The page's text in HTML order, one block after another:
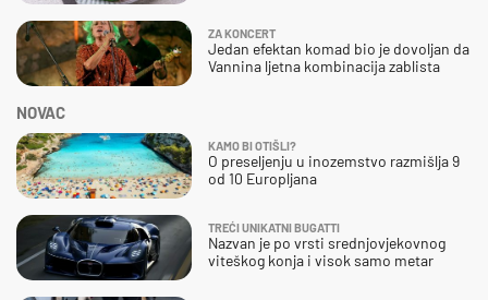
NOVAC
KAMO BI OTIŠLI?
O preseljenju u inozemstvo razmišlja 9
od 10 Europljana
TREĆI UNIKATNI BUGATTI
Nazvan je po vrsti srednjovjekovnog
viteškog konja i visok samo metar
ZA KONCERT
Jedan efektan komad bio je dovoljan da
Vannina ljetna kombinacija zablista